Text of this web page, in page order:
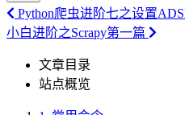
Python爬虫进阶七之设置
小白进阶之Scrapy第一篇
文章目录
站点概览